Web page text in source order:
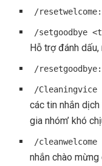
/resetwelcome:
/setgoodbye
Hỗ trợ đánh dấu,
/resetgoodbye:
/
các tin nhắn
gia nhóm’ khó
/
nhắn chào